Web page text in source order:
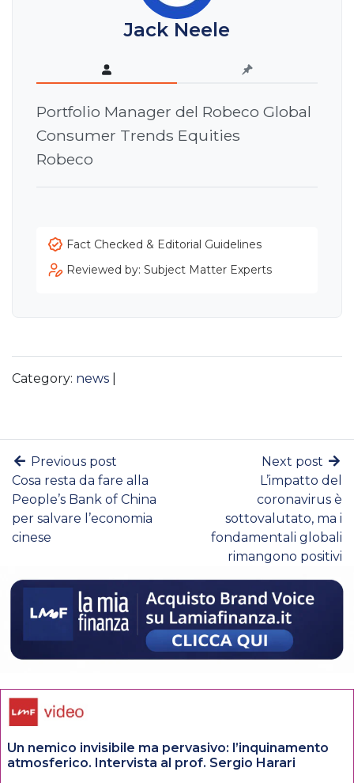
Jack Neele
Portfolio Manager del Robeco Global
Consumer Trends Equities
Robeco
Fact Checked & Editorial Guidelines
Reviewed by: Subject Matter Experts
Category: news
Previous post
Cosa resta da fare alla
People’s Bank of China
per salvare l’economia
cinese
Next post
L’impatto del
coronavirus è
sottovalutato, ma i
fondamentali globali
rimangono positivi
Un nemico invisibile ma pervasivo: l’inquinamento
atmosferico. Intervista al prof. Sergio Harari